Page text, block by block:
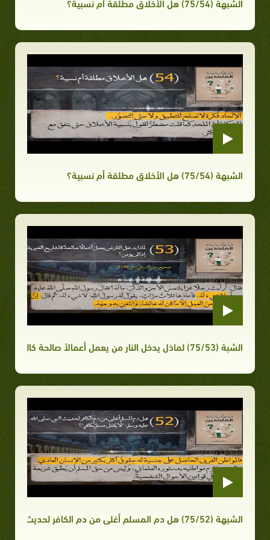
الشبهة (75/54) هل الأخلاق مطلقة أم نسبية؟
الشبة (75/53) لماذل يدخل النار من يعمل أعمالاً صالحة كالمشاريع الخيرية إذا لم يؤمن؟
الشبهة (75/52) هل دم المسلم أغلى من دم الكافر لحديث النبي صلى الله عليه وسلم لا يُقتل مسلم بكافر؟